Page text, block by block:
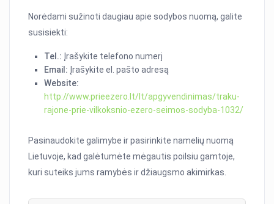
Norėdami sužinoti daugiau apie sodybos nuomą, galite
susisiekti:
Tel.: Įrašykite telefono numerį
Email: Įrašykite el. pašto adresą
Website:
http://www.prieezero.lt/lt/apgyvendinimas/traku-
rajone-prie-vilkoksnio-ezero-seimos-sodyba-1032/
Pasinaudokite galimybe ir pasirinkite namelių nuomą
Lietuvoje, kad galėtumėte mėgautis poilsiu gamtoje,
kuri suteiks jums ramybės ir džiaugsmo akimirkas.